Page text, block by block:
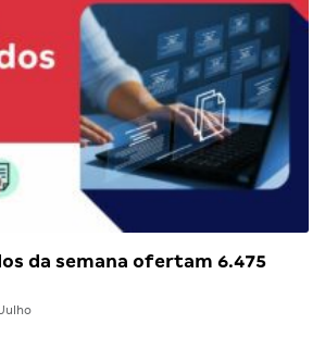
da semana ofertam 6.475